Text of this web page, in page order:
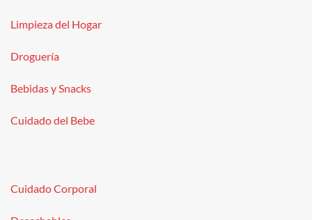
Limpieza del Hogar
Droguería
Bebidas y Snacks
Cuidado del Bebe
Cuidado Corporal